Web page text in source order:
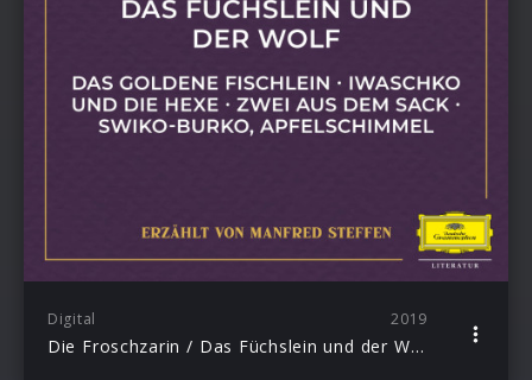
Digital 2019
Die Froschzarin / Das Füchslein und der Wolf / Das goldene Fischlein / Iwaschko und die Hexe / Zwei aus dem Sack / Swiko-Burko, Apfelschimmel